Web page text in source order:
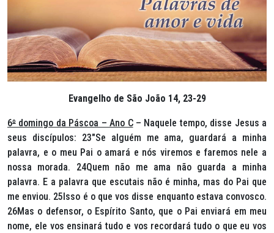
Evangelho de São João 14, 23-29
6º domingo da Páscoa – Ano C– Naquele tempo, disse Jesus a
seus discípulos: 23″Se alguém me ama, guardará a minha
palavra, e o meu Pai o amará e nós viremos e faremos nele a
nossa morada. 24Quem não me ama não guarda a minha
palavra. E a palavra que escutais não é minha, mas do Pai que
me enviou. 25Isso é o que vos disse enquanto estava convosco.
26Mas o defensor, o Espírito Santo, que o Pai enviará em meu
nome, ele vos ensinará tudo e vos recordará tudo o que eu vos